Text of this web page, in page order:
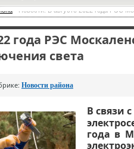
Новости: В августе 2022 года РЭС
года РЭС
света
Новости района
В связи
года в